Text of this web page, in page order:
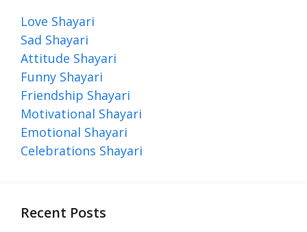
Love Shayari
Sad Shayari
Attitude Shayari
Funny Shayari
Friendship Shayari
Motivational Shayari
Emotional Shayari
Celebrations Shayari
Recent Posts